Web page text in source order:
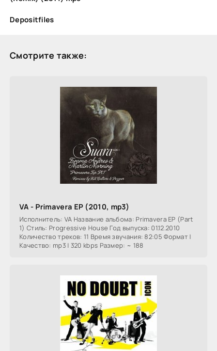
Depositfiles
Смотрите также:
VA - Primavera EP (2010, mp3)
Исполнитель: VA Название альбома: Primavera EP (Part
1) Стиль: Progressive House Год выпуска: 01.12.2010
Количество треков: 11 Время звучания: 82:05 Формат |
Качество: mp3 | 320 kbps Размер: ~ 188